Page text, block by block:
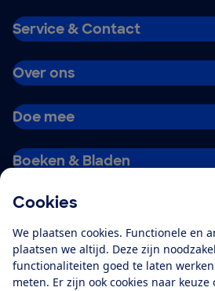
Cookies
We plaatsen cookies. Functionele en
plaatsen we altijd. Deze zijn
functionaliteiten goed te laten
meten. Er zijn ook cookies naar keuze
Service & Contact
Over ons
Doe mee
Boeken & Bladen
Alles over de